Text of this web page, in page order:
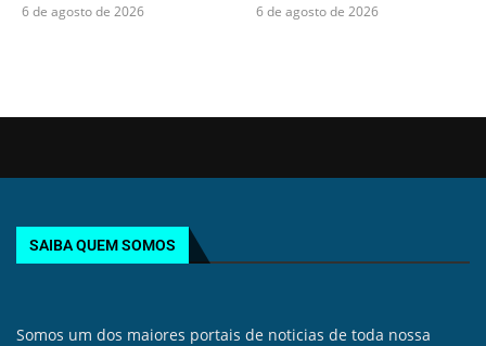
6 de agosto de 2026 6 de agosto de 2026
SAIBA QUEM SOMOS
Somos um dos maiores portais de noticias de toda nossa